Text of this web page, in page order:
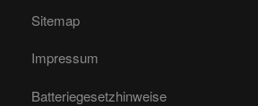
Sitemap
Impressum
Batteriegesetzhinweise